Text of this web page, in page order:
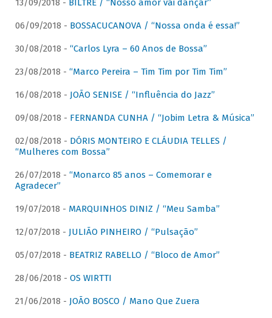
13/09/2018 - BILTRE / “Nosso amor vai dançar”
06/09/2018 - BOSSACUCANOVA / “Nossa onda é essa!”
30/08/2018 - “Carlos Lyra – 60 Anos de Bossa”
23/08/2018 - “Marco Pereira – Tim Tim por Tim Tim”
16/08/2018 - JOÃO SENISE / “Influência do Jazz”
09/08/2018 - FERNANDA CUNHA / “Jobim Letra & Música”
02/08/2018 - DÓRIS MONTEIRO E CLÁUDIA TELLES /
“Mulheres com Bossa”
26/07/2018 - “Monarco 85 anos – Comemorar e
Agradecer”
19/07/2018 - MARQUINHOS DINIZ / “Meu Samba”
12/07/2018 - JULIÃO PINHEIRO / “Pulsação”
05/07/2018 - BEATRIZ RABELLO / “Bloco de Amor”
28/06/2018 - OS WIRTTI
21/06/2018 - JOÃO BOSCO / Mano Que Zuera